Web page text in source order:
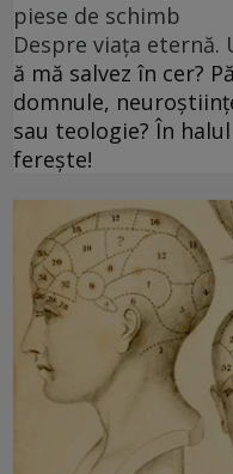
piese de schimb
Despre viața eternă.
ă mă salvez în cer?
domnule,
sau teologie? În
ferește!